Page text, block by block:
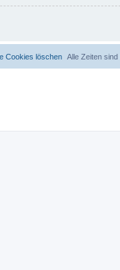
Alle Zeiten sind
Cookies löschen